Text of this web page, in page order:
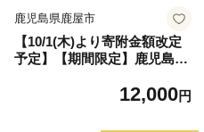
鹿児島県鹿屋市
【10/1(木)より寄附金額改定
予定】【期間限定】鹿児島県
12,000円